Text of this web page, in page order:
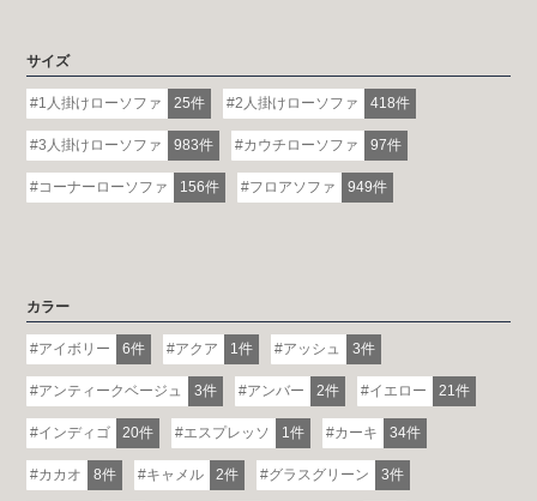
サイズ
1人掛けローソファ 25件 2人掛けローソファ 418件
3人掛けローソファ 983件 カウチローソファ 97件
コーナーローソファ 156件 フロアソファ 949件
カラー
アイボリー 6件 アクア 1件 アッシュ 3件
アンティークベージュ 3件 アンバー 2件 イエロー 21件
インディゴ 20件 エスプレッソ 1件 カーキ 34件
カカオ 8件 キャメル 2件 グラスグリーン 3件